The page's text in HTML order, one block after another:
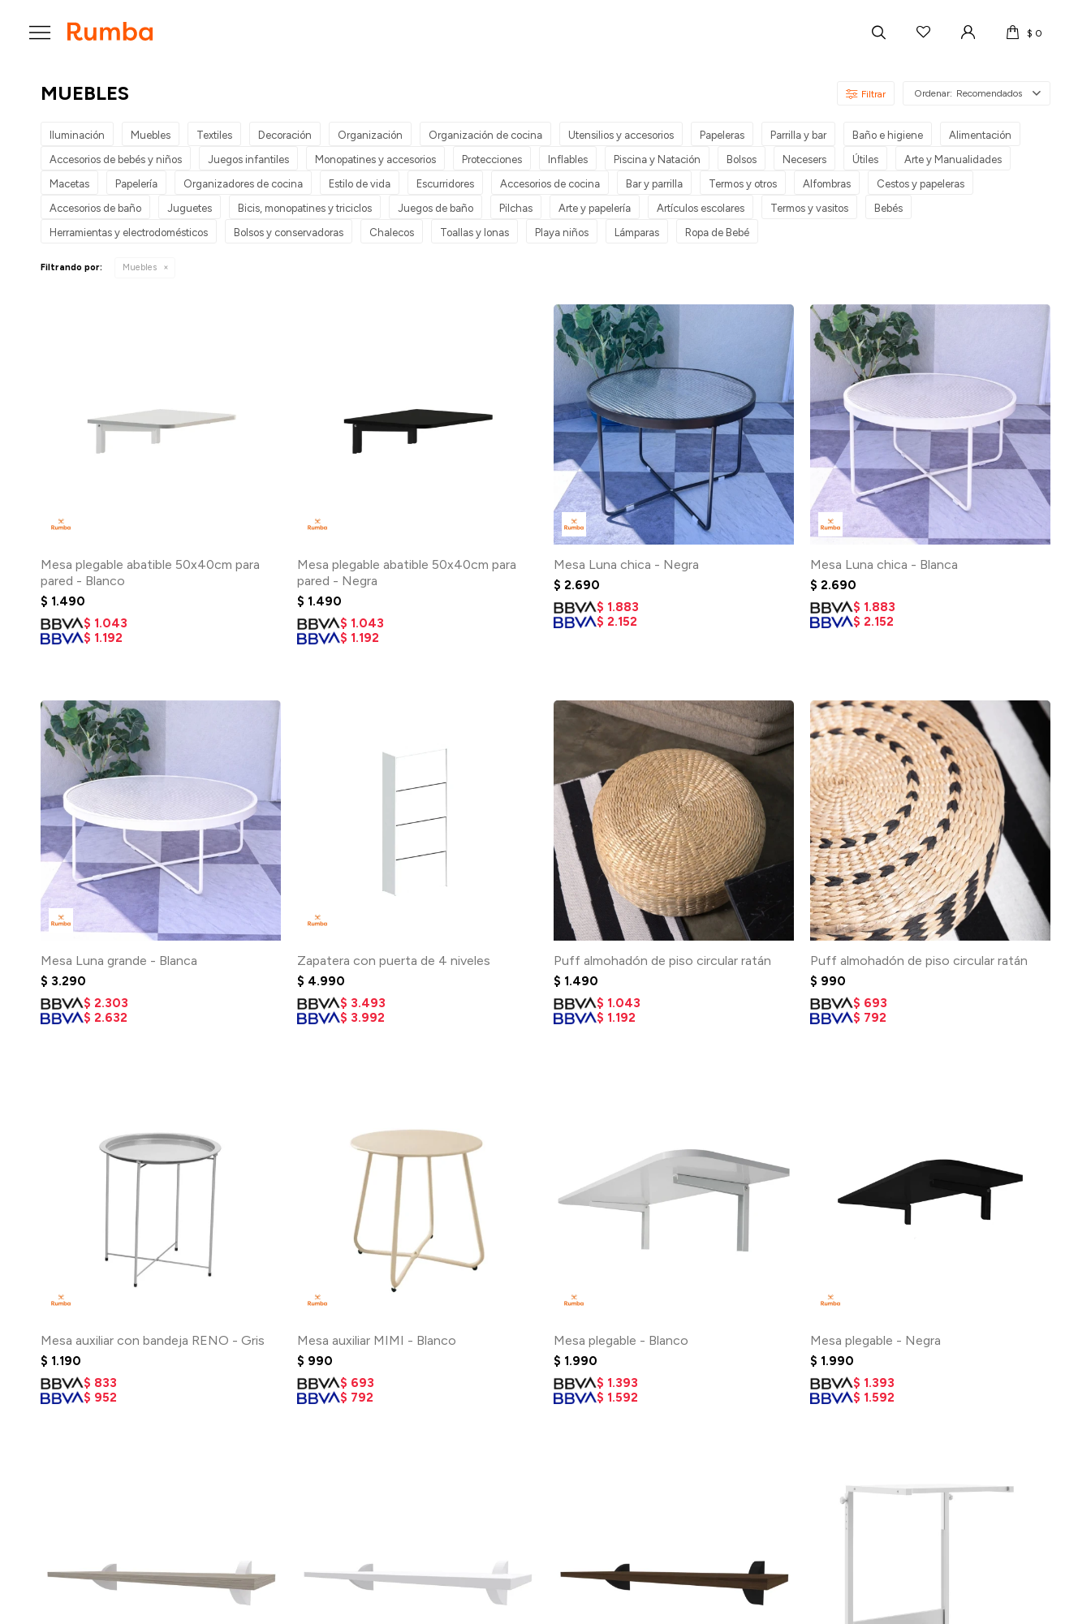
$ 0

MUEBLES Recomendados
Iluminación Muebles Textiles Decoración Organización Organización de cocina Utensilios y accesorios Papeleras Parrilla y bar Baño e higiene
Alimentación
Accesorios de bebés y niños
Juegos infantiles Monopatines y accesorios Protecciones Inflables Piscina y Natación Bolsos Necesers Útiles
Arte y Manualidades
Macetas
Papelería Organizadores de cocina Estilo de vida Escurridores Accesorios de cocina Bar y parrilla Termos y otros Alfombras
Cestos y papeleras
Accesorios de baño
Juguetes Bicis, monopatines y triciclos Juegos de baño Pilchas Arte y papelería Artículos escolares Termos y vasitos
Bebés
Herramientas y electrodomésticos
Bolsos y conservadoras Chalecos Toallas y lonas Playa niños Lámparas Ropa de Bebé
Filtrando por: Muebles
Mesa plegable abatible 50x40cm para
pared - Blanco
$ 1.490
$ 1.043
$ 1.192
Mesa plegable abatible 50x40cm para
pared - Negra
$ 1.490
$ 1.043
$ 1.192
Mesa Luna chica - Negra
$ 2.690
$ 1.883
$ 2.152
Mesa Luna chica - Blanca
$ 2.690
$ 1.883
$ 2.152
Mesa Luna grande - Blanca
$ 3.290
$ 2.303
$ 2.632
Zapatera con puerta de 4 niveles
$ 4.990
$ 3.493
$ 3.992
Puff almohadón de piso circular ratán
$ 1.490
$ 1.043
$ 1.192
Puff almohadón de piso circular ratán
$ 990
$ 693
$ 792
Mesa auxiliar con bandeja RENO - Gris
$ 1.190
$ 833
$ 952
Mesa auxiliar MIMI - Blanco
$ 990
$ 693
$ 792
Mesa plegable - Blanco
$ 1.990
$ 1.393
$ 1.592
Mesa plegable - Negra
$ 1.990
$ 1.393
$ 1.592